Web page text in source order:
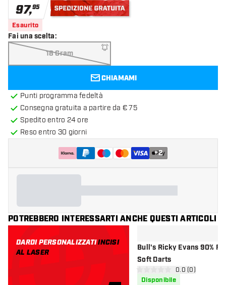
97,95
Esaurito
Fai una scelta:
18 Gram
CHIAMAMI
Punti programma fedeltà
Consegna gratuita a partire da € 75
Spedito entro 24 ore
Reso entro 30 giorni
+2
POTREBBERO INTERESSARTI ANCHE QUESTI ARTICOLI
DARDI PERSONALIZZATIINCISI
AL LASER
Bull's Ricky Evans 90%
Soft Darts
apri pannello
0 stelle di valutazione
0.0 (0)
Disponibile